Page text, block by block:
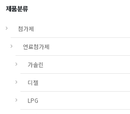
제품분류
첨가제
연료첨가제
가솔린
디젤
LPG